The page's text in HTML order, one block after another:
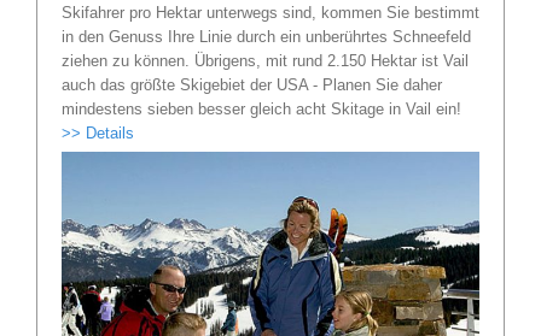
Skifahrer pro Hektar unterwegs sind, kommen Sie bestimmt
in den Genuss Ihre Linie durch ein unberührtes Schneefeld
ziehen zu können. Übrigens, mit rund 2.150 Hektar ist Vail
auch das größte Skigebiet der USA - Planen Sie daher
mindestens sieben besser gleich acht Skitage in Vail ein!
>> Details